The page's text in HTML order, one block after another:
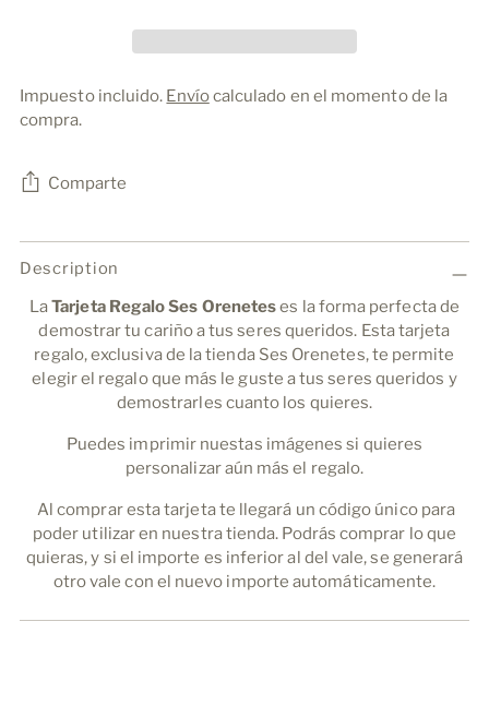
Impuesto incluido. Envíocalculado en el momento de la
compra.
Comparte
Añadir
un
cesta
Description
LaTarjeta Regalo Ses Oreneteses la forma perfecta de
demostrar tu cariño a tus seres queridos. Esta tarjeta
regalo, exclusiva de la tienda Ses Orenetes, te permite
elegir el regalo que más le guste a tus seres queridos y
demostrarles cuanto los quieres.
Puedes imprimir nuestas imágenes si quieres
personalizar aún más el regalo.
Al comprar esta tarjeta te llegará un código único para
poder utilizar en nuestra tienda. Podrás comprar lo que
quieras, y si el importe es inferior al del vale, se generará
otro vale con el nuevo importe automáticamente.